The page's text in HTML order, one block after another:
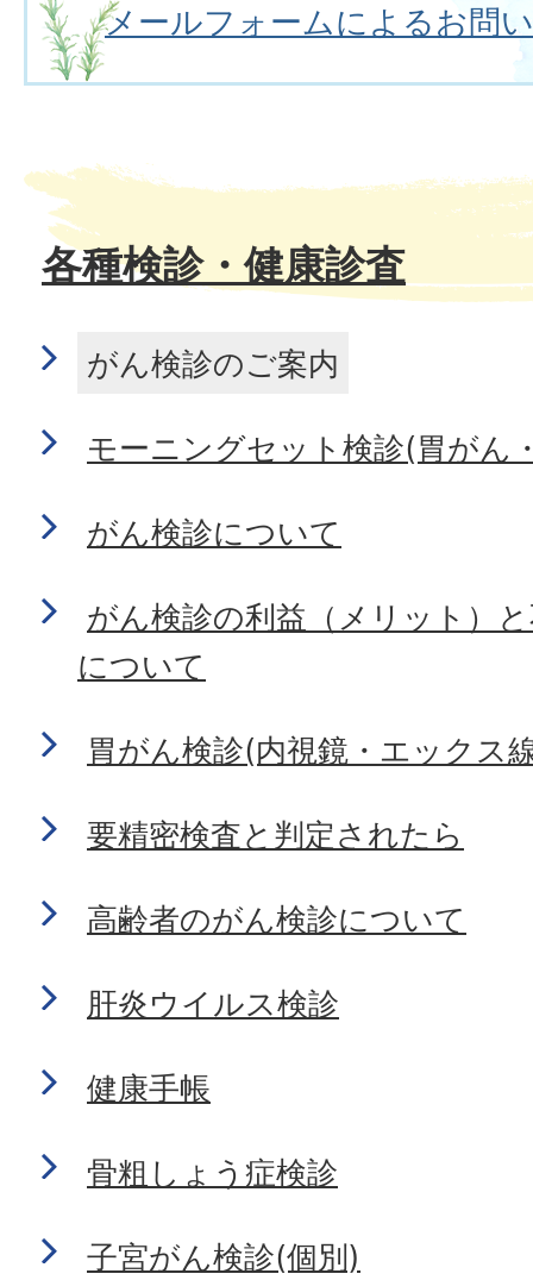
メールフォームによるお問
各種検診・健康診査
がん検診のご案内
モーニングセット検診(胃がん
がん検診について
がん検診の利益（メリット）
について
胃がん検診(内視鏡・エックス
要精密検査と判定されたら
高齢者のがん検診について
肝炎ウイルス検診
健康手帳
骨粗しょう症検診
子宮がん検診(個別)